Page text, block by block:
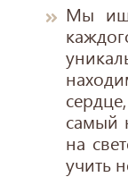
Мы
самый
на
учить